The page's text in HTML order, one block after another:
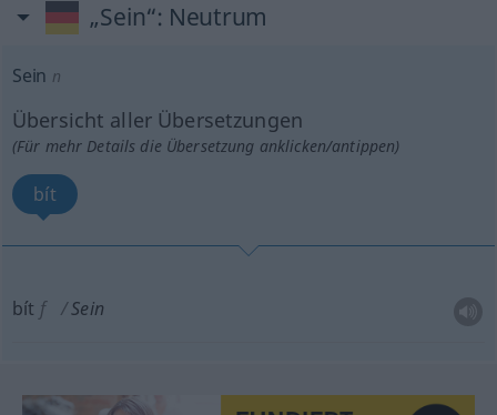
„Sein“: Neutrum
Sein n
Übersicht aller Übersetzungen
(Für mehr Details die Übersetzung anklicken/antippen)
bít
bít f Sein